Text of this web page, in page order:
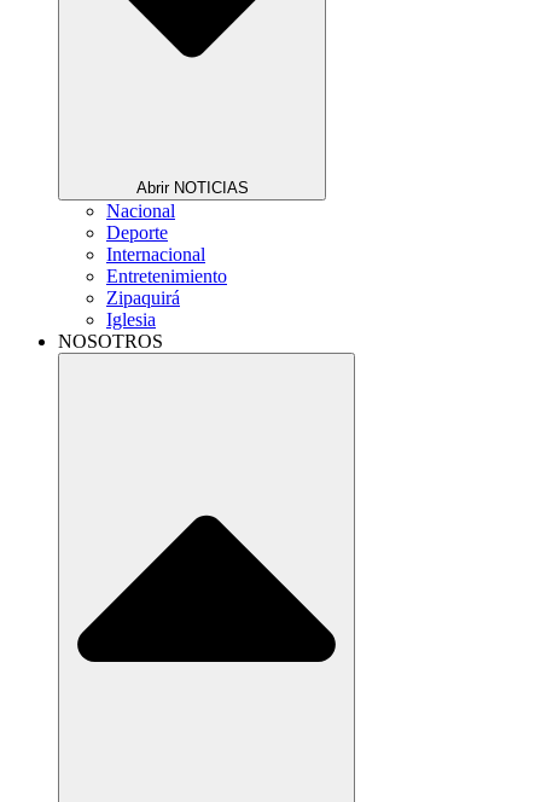
Abrir NOTICIAS
Nacional
Deporte
Internacional
Entretenimiento
Zipaquirá
Iglesia
NOSOTROS